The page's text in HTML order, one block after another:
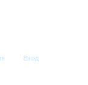
Вход